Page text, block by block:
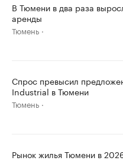
В Тюмени в два раза
аренды
Тюмень
Спрос превысил
Industrial в Тюмени
Тюмень
Рынок жилья Тюмени в